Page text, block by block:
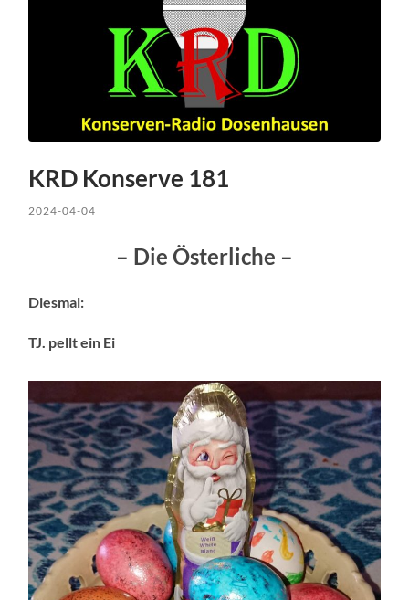
KRD Konserve 181
2024-04-04
– Die Österliche –
Diesmal:
TJ. pellt ein Ei